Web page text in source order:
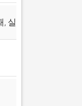
실시간 비교견적 앱